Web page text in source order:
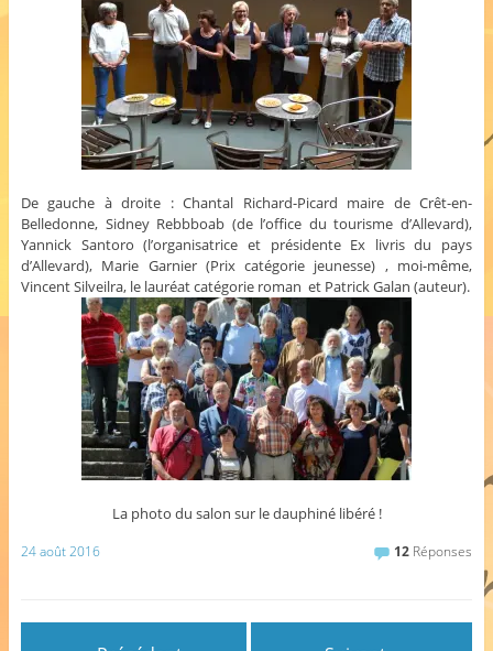
De gauche à droite : Chantal Richard-Picard maire de Crêt-en-
Belledonne, Sidney Rebbboab (de l’office du tourisme d’Allevard),
Yannick Santoro (l’organisatrice et présidente Ex livris du pays
d’Allevard), Marie Garnier (Prix catégorie jeunesse) , moi-même,
Vincent Silveilra, le lauréat catégorie roman et Patrick Galan (auteur).
La photo du salon sur le dauphiné libéré !
24 août 2016 12 Réponses